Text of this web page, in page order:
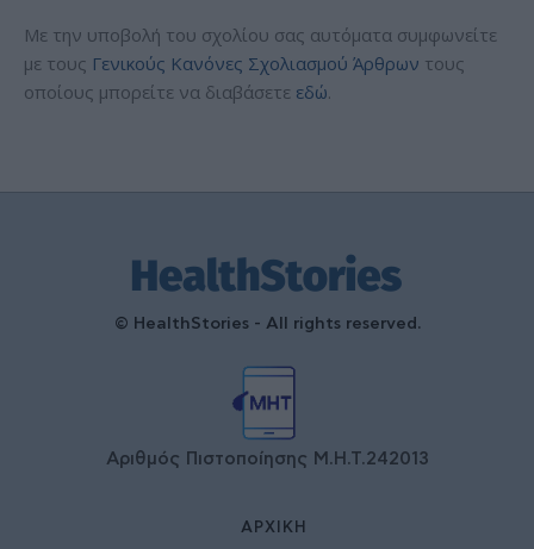
Με την υποβολή του σχολίου σας αυτόματα συμφωνείτε
με τους Γενικούς Κανόνες Σχολιασμού Άρθρων τους
οποίους μπορείτε να διαβάσετε εδώ.
© HealthStories - All rights reserved.
Αριθμός Πιστοποίησης Μ.Η.Τ.242013
ΑΡΧΙΚΉ